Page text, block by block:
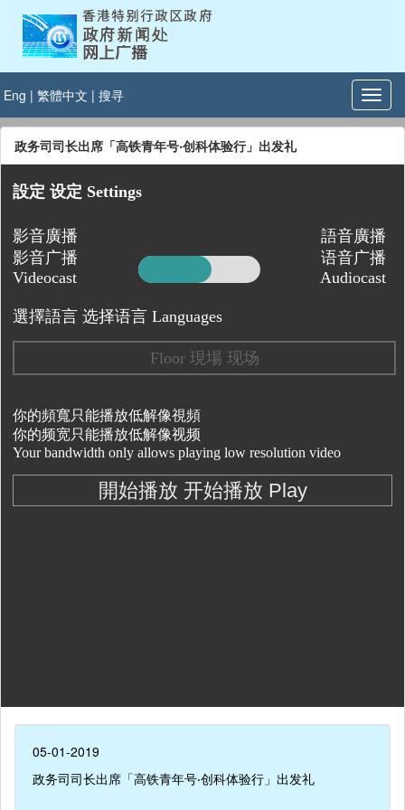
Eng | 繁體中文 | 搜寻
政务司司长出席「高铁青年号‧创科体验行」出发礼
05-01-2019
政务司司长出席「高铁青年号‧创科体验行」出发礼